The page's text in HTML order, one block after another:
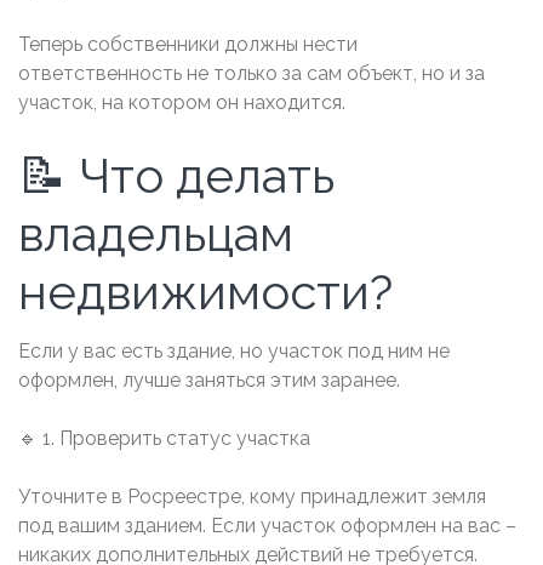
Теперь собственники должны нести
ответственность не только за сам объект, но и за
участок, на котором он находится.
📝 Что делать
владельцам
недвижимости?
Если у вас есть здание, но участок под ним не
оформлен, лучше заняться этим заранее.
🔹 1. Проверить статус участка
Уточните в Росреестре, кому принадлежит земля
под вашим зданием. Если участок оформлен на вас –
никаких дополнительных действий не требуется.